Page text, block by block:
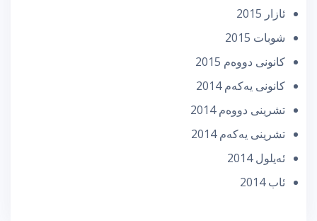
ئازار 2015
شوبات 2015
كانونی دووه‌م 2015
كانونی یه‌كه‌م 2014
تشرینی دووه‌م 2014
تشرینی یه‌كه‌م 2014
ئه‌یلول 2014
ئاب 2014